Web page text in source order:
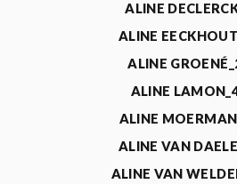
ALINE
ALINE
ALINE
ALINE
ALINE
ALINE VAN
ALINE VAN